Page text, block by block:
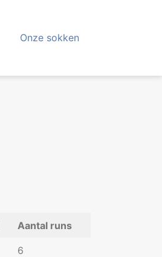
Onze sokken
Aantal runs
6